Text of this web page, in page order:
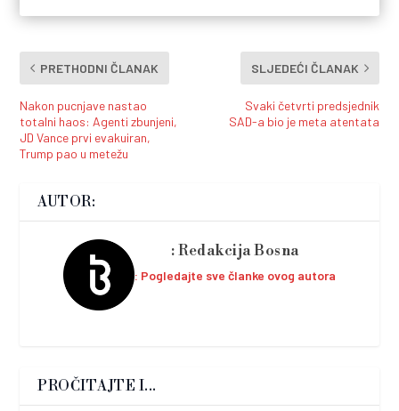
PRETHODNI ČLANAK
Nakon pucnjave nastao
totalni haos: Agenti zbunjeni,
JD Vance prvi evakuiran,
Trump pao u metežu
SLJEDEĆI ČLANAK
Svaki četvrti predsjednik
SAD-a bio je meta atentata
AUTOR:
Redakcija Bosna
Pogledajte sve članke ovog autora
PROČITAJTE I...